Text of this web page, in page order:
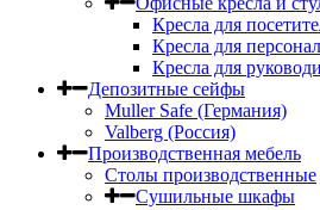
Кресла для
Кресла для
Кресла для
Депозитные сейфы
Muller Safe (Германия)
Valberg (Россия)
Производственная мебель
Столы производственные
Сушильные шкафы